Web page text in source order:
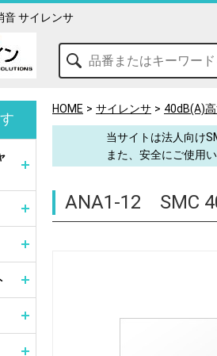
音 サイレンサ
HOME サイレンサ 40dB(A)
当サイトは法人向け
また、安全にご使用
ANA1-12 SMC